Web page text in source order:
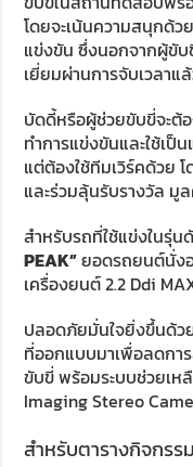
โดยจะเน้นความสนุกด้ว
แข่งขัน ซึ่งนอกจากผู้ขั
เยี่ยมผ่านการจับเวลาแ
บัดดี้หรือผู้ช่วยขับขี่จะต้
ทำการแข่งขันและใช้เป็
แต่ต้องใช้ทีมเวิร์คด้วย
และร่วมลุ้นรับรางวัล มู
สำหรับรถที่ใช้แข่งในรุ่
PEAK”ยอดรถยนต์นั่ง
เครื่องยนต์ 2.2 Ddi
ปลอดภัยมั่นใจยิ่งขึ้นด้ว
ที่ออกแบบมาเพื่อลดกา
ขับขี่ พร้อมระบบช่วยเห
Imaging Stereo
สำหรับตารางกิจกรร